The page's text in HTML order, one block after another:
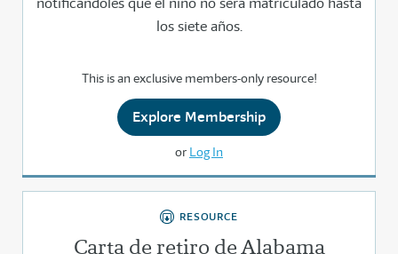
los siete años.
This is an exclusive members-only resource!
Explore Membership
or Log In
RESOURCE
Carta de retiro de Alabama